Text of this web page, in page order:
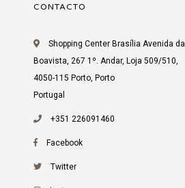
CONTACTO
Shopping Center Brasília Avenida da
Boavista, 267 1º. Andar, Loja 509/510,
4050-115 Porto, Porto
Portugal
+351 226091460
Facebook
Twitter